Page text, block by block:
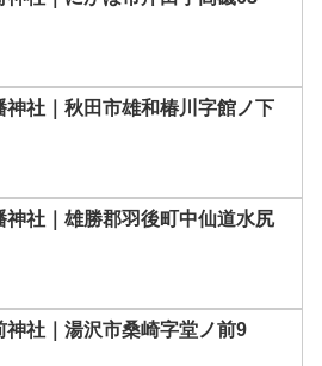
神社｜秋田市雄和椿川字館ノ下
神社｜雄勝郡羽後町中仙道水尻
神社｜湯沢市桑崎字堂ノ前9